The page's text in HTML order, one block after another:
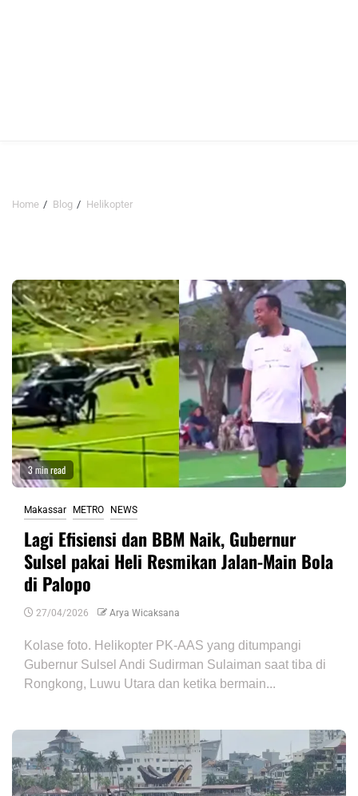
Home Blog Helikopter
3 min read
Makassar METRO NEWS
Lagi Efisiensi dan BBM Naik, Gubernur
Sulsel pakai Heli Resmikan Jalan-Main Bola
di Palopo
27/04/2026 Arya Wicaksana
Kolase foto. Helikopter PK-AAS yang ditumpangi
Gubernur Sulsel Andi Sudirman Sulaiman saat tiba di
Rongkong, Luwu Utara dan ketika bermain...